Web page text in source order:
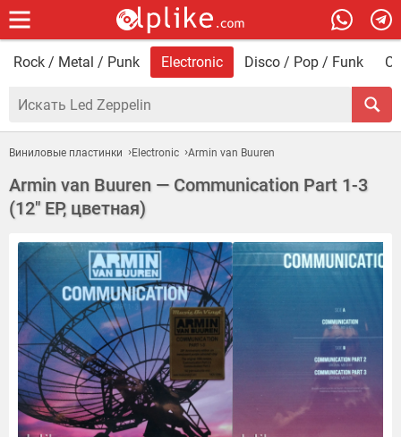
Rock / Metal / Punk Electronic Disco / Pop / Funk
Виниловые пластинки Electronic Armin van Buuren
Armin van Buuren — Communication Part 1-3
(12" EP, цветная)